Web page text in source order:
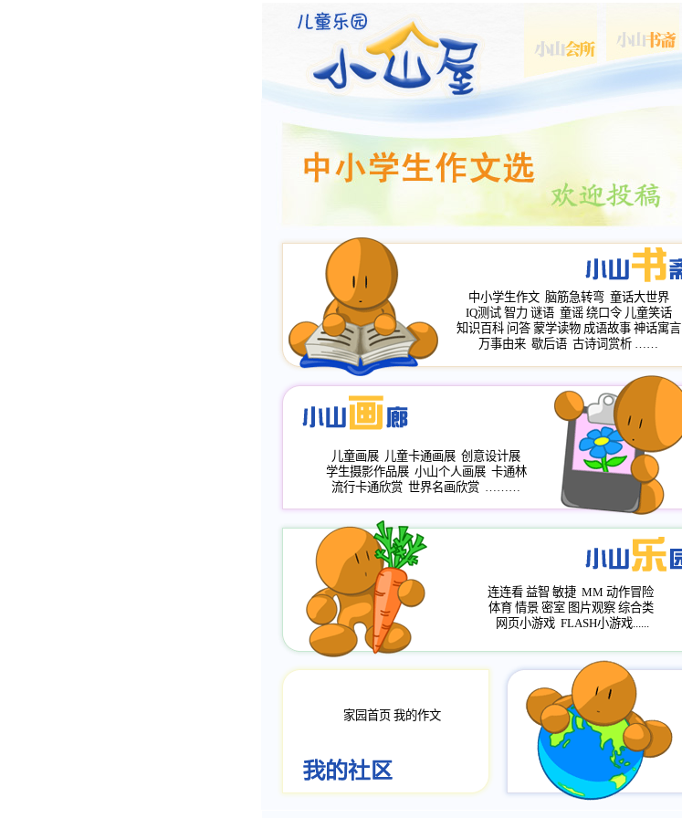
中小学生作文 脑筋急转弯 童话大世界
IQ测试 智力 谜语 童谣 绕口令 儿童笑话
知识百科 问答 蒙学读物 成语故事 神话寓言
万事由来 歇后语 古诗词赏析 ……
儿童画展 儿童卡通画展 创意设计展
学生摄影作品展 小山个人画展 卡通林
流行卡通欣赏 世界名画欣赏 ………
连连看 益智 敏捷 MM 动作冒险
体育 情景 密室 图片观察 综合类
网页小游戏 FLASH小游戏......
家园首页 我的作文